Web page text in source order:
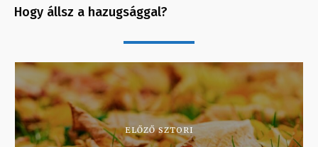
Hogy állsz a hazugsággal?
ELŐZŐ SZTORI